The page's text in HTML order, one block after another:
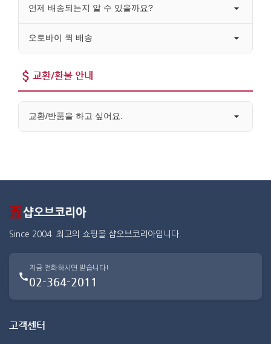
언제 배송되는지 알 수 있을까요?
오토바이 퀵 배송
교환/환불 안내
교환/반품을 하고 싶어요.
Since 2004. 최고의 쇼핑몰 샵오브코리아입니다.
지금 전화하시면 받습니다!
02-364-2011
고객센터